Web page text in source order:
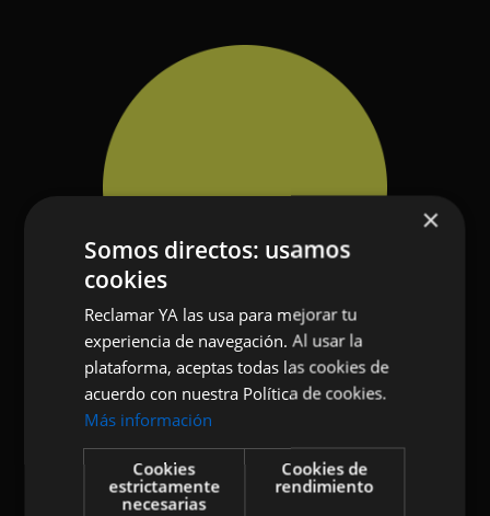
×
Somos directos: usamos
cookies
Reclamar YA las usa para mejorar tu
experiencia de navegación. Al usar la
plataforma, aceptas todas las cookies de
acuerdo con nuestra Política de cookies.
Más información
Cookies
estrictamente
necesarias
Cookies de
rendimiento